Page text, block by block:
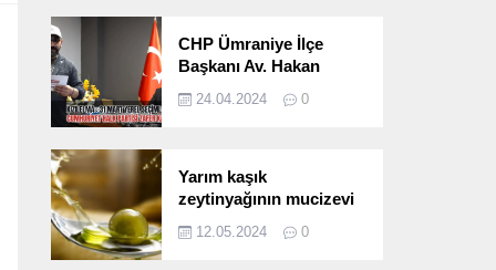
CHP Ümraniye İlçe
Başkanı Av. Hakan
Seçimlerini
24.04.2024 0
Yarım kaşık
zeytinyağının mucizevi
12.05.2024 0